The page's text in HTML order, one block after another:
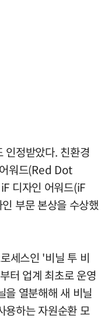
인정받았다. 친환경
워드(Red Dot
디자인 어워드(iF
부문 본상을 수상했
세스인 '비닐 투 비
터 업계 최초로 운영
을 열분해해 새 비닐
용하는 자원순환 모